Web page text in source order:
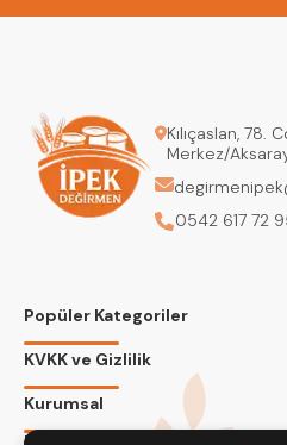
Kılıçaslan, 78.
Merkez/
0542 617 72
Popüler Kategoriler
KVKK ve Gizlilik
Kurumsal